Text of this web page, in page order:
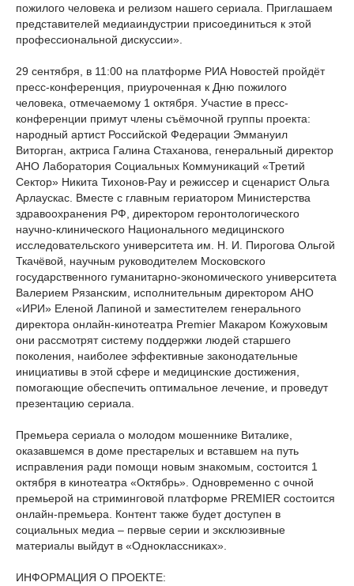
пожилого человека и релизом нашего сериала. Приглашаем
представителей медиаиндустрии присоединиться к этой
профессиональной дискуссии».
29 сентября, в 11:00 на платформе РИА Новостей пройдёт
пресс-конференция, приуроченная к Дню пожилого
человека, отмечаемому 1 октября. Участие в пресс-
конференции примут члены съёмочной группы проекта:
народный артист Российской Федерации Эммануил
Виторган, актриса Галина Стаханова, генеральный директор
АНО Лаборатория Социальных Коммуникаций «Третий
Сектор» Никита Тихонов-Рау и режиссер и сценарист Ольга
Арлаускас. Вместе с главным гериатором Министерства
здравоохранения РФ, директором геронтологического
научно-клинического Национального медицинского
исследовательского университета им. Н. И. Пирогова Ольгой
Ткачёвой, научным руководителем Московского
государственного гуманитарно-экономического университета
Валерием Рязанским, исполнительным директором АНО
«ИРИ» Еленой Лапиной и заместителем генерального
директора онлайн-кинотеатра Premier Макаром Кожуховым
они рассмотрят систему поддержки людей старшего
поколения, наиболее эффективные законодательные
инициативы в этой сфере и медицинские достижения,
помогающие обеспечить оптимальное лечение, и проведут
презентацию сериала.
Премьера сериала о молодом мошеннике Виталике,
оказавшемся в доме престарелых и вставшем на путь
исправления ради помощи новым знакомым, состоится 1
октября в кинотеатра «Октябрь». Одновременно с очной
премьерой на стриминговой платформе PREMIER состоится
онлайн-премьера. Контент также будет доступен в
социальных медиа – первые серии и эксклюзивные
материалы выйдут в «Одноклассниках».
ИНФОРМАЦИЯ О ПРОЕКТЕ: